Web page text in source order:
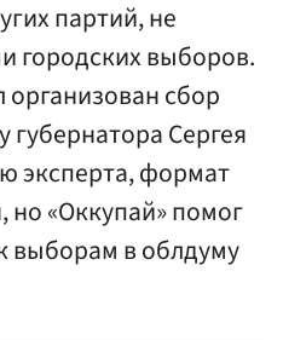
партий, не
городских выборов.
сбор
губернатора Сергея
эксперта, формат
но «Оккупай» помог
выборам в облдуму